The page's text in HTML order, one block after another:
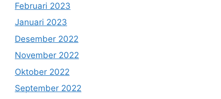
Februari 2023
Januari 2023
Desember 2022
November 2022
Oktober 2022
September 2022